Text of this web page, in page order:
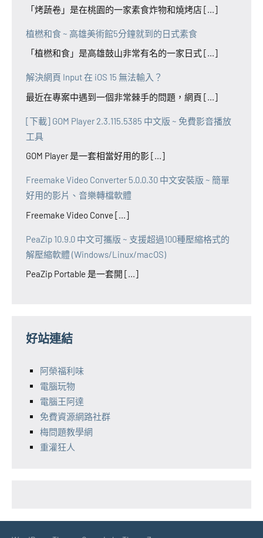
「烤蔬卷」是在桃園的一家素食炸物和燒烤店 [...]
植橪和食 ~ 高雄美術館5分鐘就到的日式素食
「植橪和食」是高雄鼓山非常有名的一家日式 [...]
解決網頁 Input 在 iOS 15 無法輸入？
最近在專案中遇到一個非常棘手的問題，網頁 [...]
[下載] GOM Player 2.3.115.5385 中文版 ~ 免費影音播放
工具
GOM Player 是一套相當好用的影 [...]
Freemake Video Converter 5.0.0.30 中文安裝版 ~ 簡單
好用的影片、音樂轉檔軟體
Freemake Video Conve [...]
PeaZip 10.9.0 中文可攜版 ~ 支援超過100種壓縮格式的
解壓縮軟體 (Windows/Linux/macOS)
PeaZip Portable 是一套開 [...]
好站連結
阿榮福利味
電腦玩物
電腦王阿達
免費資源網路社群
梅問題教學網
重灌狂人